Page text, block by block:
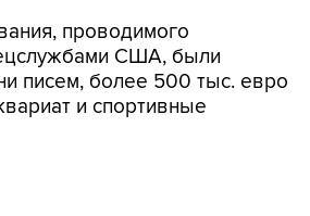
проводимого
США, были
писем, более 500 тыс. евро
и спортивные